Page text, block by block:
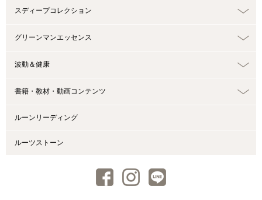
スディープコレクション
グリーンマンエッセンス
波動＆健康
書籍・教材・動画コンテンツ
ルーンリーディング
ルーツストーン